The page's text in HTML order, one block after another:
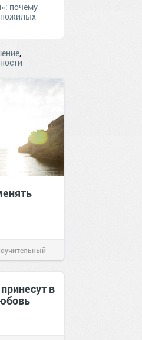
почему
,
в